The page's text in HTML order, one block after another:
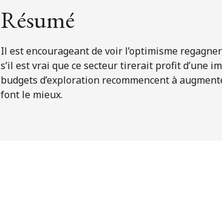
Résumé
Il est encourageant de voir l’optimisme
s’il est vrai que ce secteur tirerait profit d’une
budgets d’exploration recommencent à
font le mieux.